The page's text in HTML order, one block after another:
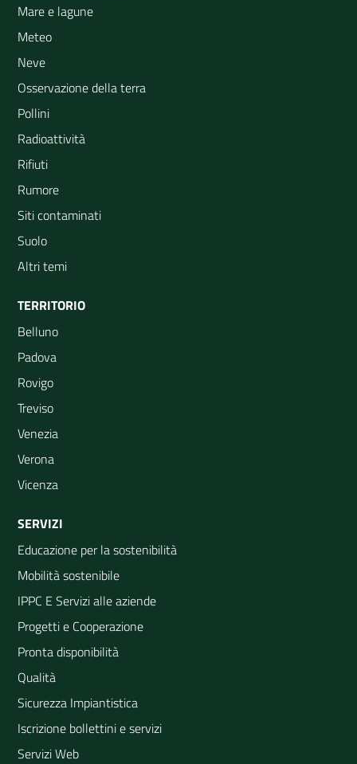
Mare e lagune
Meteo
Neve
Osservazione della terra
Pollini
Radioattività
Rifiuti
Rumore
Siti contaminati
Suolo
Altri temi
TERRITORIO
Belluno
Padova
Rovigo
Treviso
Venezia
Verona
Vicenza
SERVIZI
Educazione per la sostenibilità
Mobilità sostenibile
IPPC E Servizi alle aziende
Progetti e Cooperazione
Pronta disponibilità
Qualità
Sicurezza Impiantistica
Iscrizione bollettini e servizi
Servizi Web